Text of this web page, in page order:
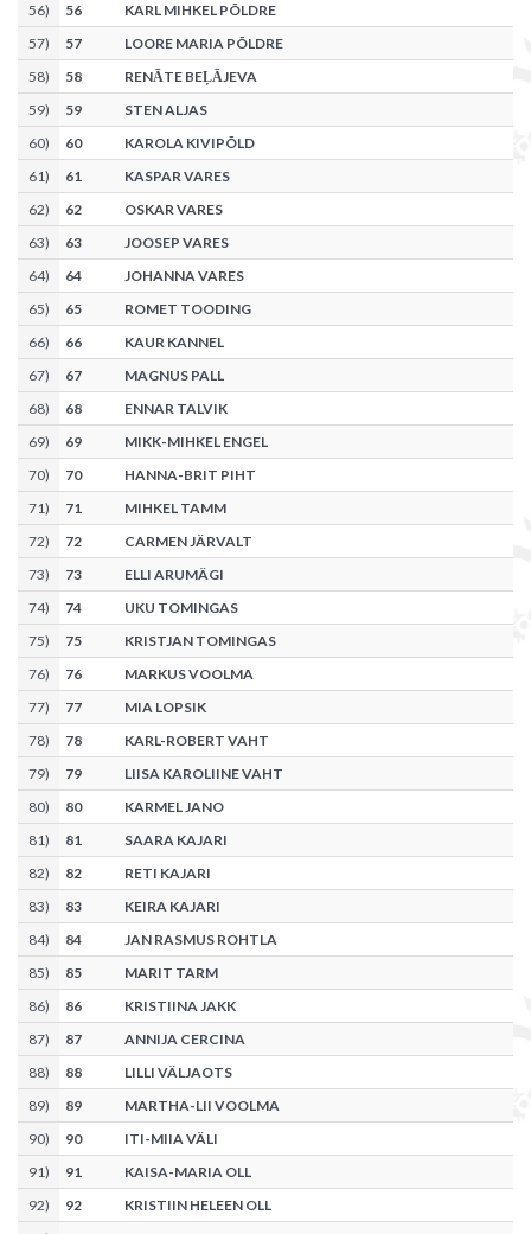
56) 56
KARL MIHKEL PÕLDRE
57) 57
LOORE MARIA PÕLDRE
58) 58
RENĀTE BEĻĀJEVA
59) 59
STEN ALJAS
60) 60
KAROLA KIVIPÕLD
61) 61
KASPAR VARES
62) 62
OSKAR VARES
63) 63
JOOSEP VARES
64) 64
JOHANNA VARES
65) 65
ROMET TOODING
66) 66
KAUR KANNEL
67) 67
MAGNUS PALL
68) 68
ENNAR TALVIK
69) 69
MIKK-MIHKEL ENGEL
70) 70
HANNA-BRIT PIHT
71) 71
MIHKEL TAMM
72) 72
CARMEN JÄRVALT
73) 73
ELLI ARUMÄGI
74) 74
UKU TOMINGAS
75) 75
KRISTJAN TOMINGAS
76) 76
MARKUS VOOLMA
77) 77
MIA LOPSIK
78) 78
KARL-ROBERT VAHT
79) 79
LIISA KAROLIINE VAHT
80) 80
KARMEL JANO
81) 81
SAARA KAJARI
82) 82
RETI KAJARI
83) 83
KEIRA KAJARI
84) 84
JAN RASMUS ROHTLA
85) 85
MARIT TARM
86) 86
KRISTIINA JAKK
87) 87
ANNIJA CERCINA
88) 88
LILLI VÄLJAOTS
89) 89
MARTHA-LII VOOLMA
90) 90
ITI-MIIA VÄLI
91) 91
KAISA-MARIA OLL
92) 92
KRISTIIN HELEEN OLL